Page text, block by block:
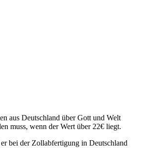
aus Deutschland über Gott und Welt
muss, wenn der Wert über 22€ liegt.
bei der Zollabfertigung in Deutschland